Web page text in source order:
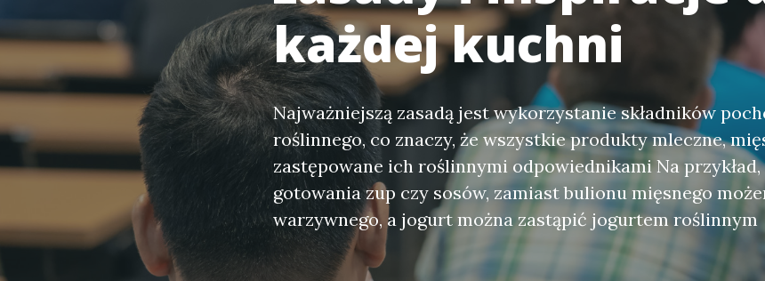
każdej kuchni
Najważniejszą zasadą jest wykorzystanie składników
roślinnego, co znaczy, że wszystkie produkty mleczne,
zastępowane ich roślinnymi odpowiednikami Na
gotowania zup czy sosów, zamiast bulionu mięsnego
warzywnego, a jogurt można zastąpić jogurtem roślinnym